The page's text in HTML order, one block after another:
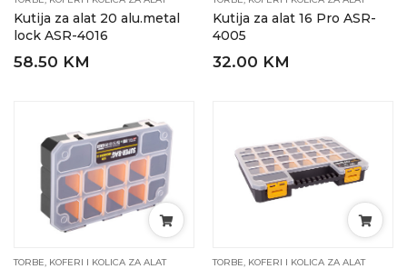
Kutija za alat 20 alu.metal
lock ASR-4016
58.50 KM
Kutija za alat 16 Pro ASR-
4005
32.00 KM
TORBE, KOFERI I KOLICA ZA ALAT TORBE, KOFERI I KOLICA ZA ALAT